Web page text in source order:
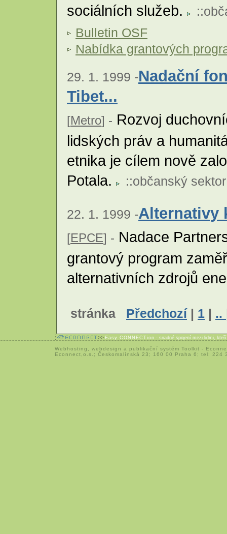
sociálních služeb.
::
Bulletin OSF
Nabídka grantových
29. 1. 1999 -Nadační
Tibet...
[Metro] - Rozvoj
lidských práv a
etnika je cílem nově
Potala.
::občanský sektor
22. 1. 1999 -Alternativy
[EPCE] - Nadace
grantový program
alternativních zdrojů
stránka Předchozí| 1 | ..
Easy CONNECTion - snadné spojení mezi lidmi,
Webhosting webdesign a publikační systém Toolkit -
Econnect,o.s.; Českomalínská 23; 160 00 Praha 6; tel: 224